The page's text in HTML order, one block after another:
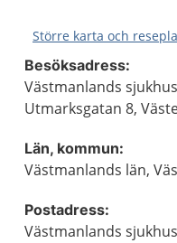
Större karta och
Besöksadress:
Västmanlands
Utmarksgatan 8,
Län, kommun:
Västmanlands län,
Postadress:
Västmanlands